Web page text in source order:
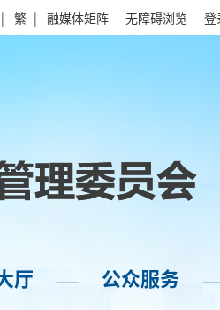
| 繁 | 融媒体矩阵 无障碍浏览 登
厅 —— 公众服务